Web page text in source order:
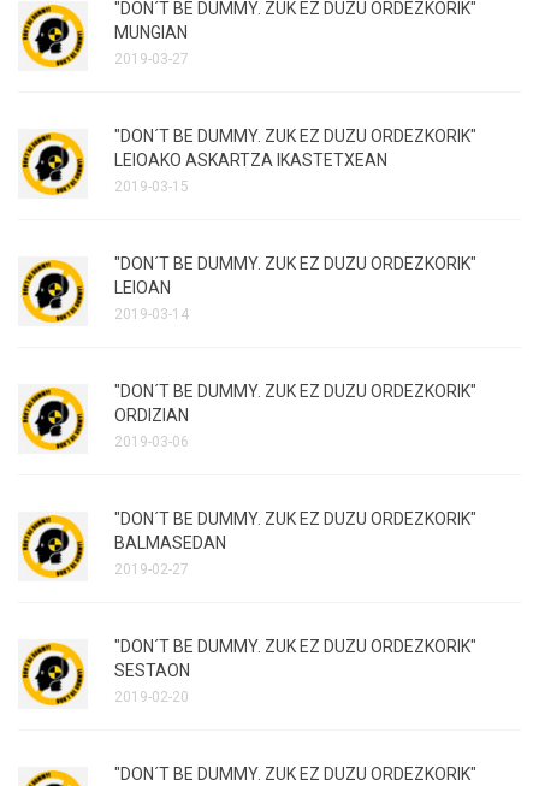
"DON´T BE DUMMY. ZUK EZ DUZU ORDEZKORIK"
MUNGIAN
2019-03-27
"DON´T BE DUMMY. ZUK EZ DUZU ORDEZKORIK"
LEIOAKO ASKARTZA IKASTETXEAN
2019-03-15
"DON´T BE DUMMY. ZUK EZ DUZU ORDEZKORIK"
LEIOAN
2019-03-14
"DON´T BE DUMMY. ZUK EZ DUZU ORDEZKORIK"
ORDIZIAN
2019-03-06
"DON´T BE DUMMY. ZUK EZ DUZU ORDEZKORIK"
BALMASEDAN
2019-02-27
"DON´T BE DUMMY. ZUK EZ DUZU ORDEZKORIK"
SESTAON
2019-02-20
"DON´T BE DUMMY. ZUK EZ DUZU ORDEZKORIK"